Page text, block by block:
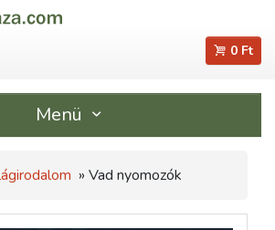
0 Ft
Menü
» Vad nyomozók